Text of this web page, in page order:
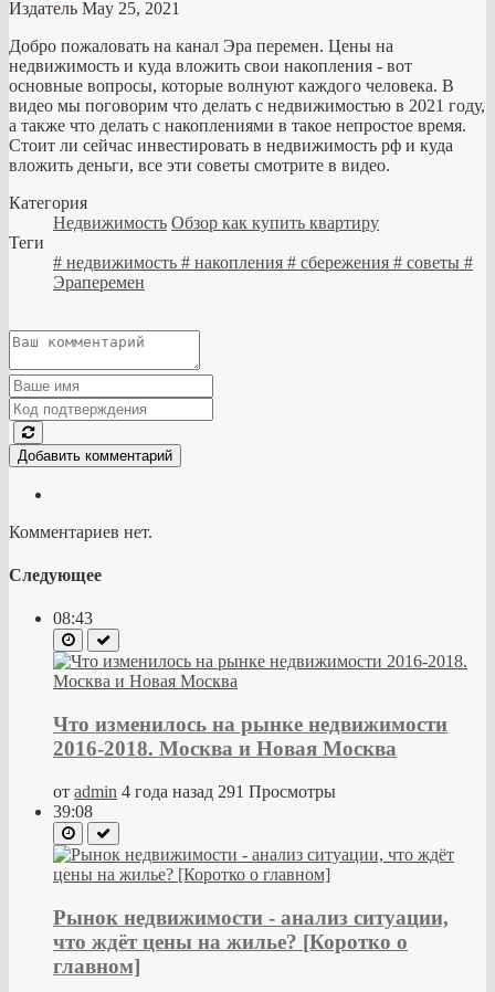
Издатель May 25, 2021
Добро пожаловать на канал Эра перемен. Цены на
недвижимость и куда вложить свои накопления - вот
основные вопросы, которые волнуют каждого человека. В
видео мы поговорим что делать с недвижимостью в 2021 году,
а также что делать с накоплениями в такое непростое время.
Стоит ли сейчас инвестировать в недвижимость рф и куда
вложить деньги, все эти советы смотрите в видео.
Категория
Недвижимость Обзор как купить квартиру
Теги
# недвижимость # накопления # сбережения # советы #
Эраперемен
Добавить комментарий
Комментариев нет.
Следующее
08:43
Что изменилось на рынке недвижимости
2016-2018. Москва и Новая Москва
от admin 4 года назад 291 Просмотры
39:08
Рынок недвижимости - анализ ситуации,
что ждёт цены на жилье? [Коротко о
главном]